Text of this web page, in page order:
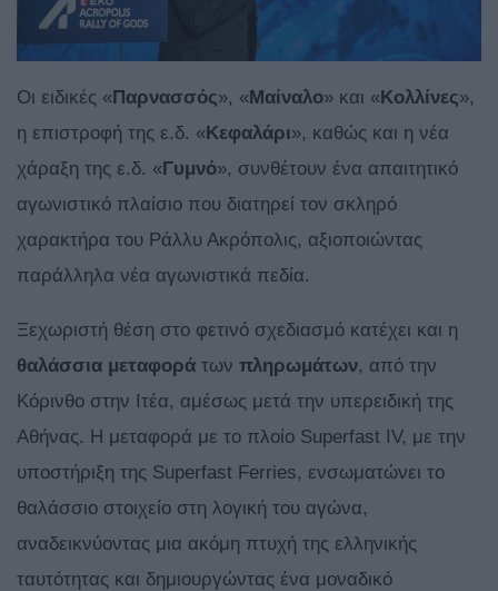
Οι ειδικές «Παρνασσός», «Μαίναλο» και «Κολλίνες»,
η επιστροφή της ε.δ. «Κεφαλάρι», καθώς και η νέα
χάραξη της ε.δ. «Γυμνό», συνθέτουν ένα απαιτητικό
αγωνιστικό πλαίσιο που διατηρεί τον σκληρό
χαρακτήρα του Ράλλυ Ακρόπολις, αξιοποιώντας
παράλληλα νέα αγωνιστικά πεδία.
Ξεχωριστή θέση στο φετινό σχεδιασμό κατέχει και η
θαλάσσια μεταφορά των πληρωμάτων, από την
Κόρινθο στην Ιτέα, αμέσως μετά την υπερειδική της
Αθήνας. Η μεταφορά με το πλοίο Superfast IV, με την
υποστήριξη της Superfast Ferries, ενσωματώνει το
θαλάσσιο στοιχείο στη λογική του αγώνα,
αναδεικνύοντας μια ακόμη πτυχή της ελληνικής
ταυτότητας και δημιουργώντας ένα μοναδικό